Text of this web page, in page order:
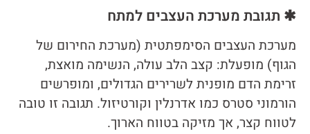
✱ תגובת מערכת העצבים למתח
מערכת העצבים הסימפתטית (מערכת החירום של
הגוף) מופעלת: קצב הלב עולה, הנשימה מואצת,
זרימת הדם מופנית לשרירים הגדולים, ומופרשים
הורמוני סטרס כמו אדרנלין וקורטיזול. תגובה זו טובה
לטווח קצר, אך מזיקה בטווח הארוך.